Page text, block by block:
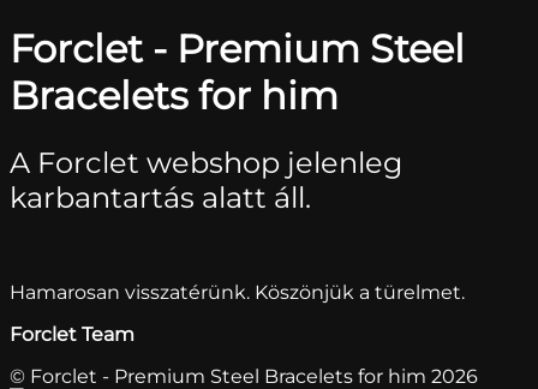
Forclet - Premium Steel
Bracelets for him
A Forclet webshop jelenleg
karbantartás alatt áll.
Hamarosan visszatérünk. Köszönjük a türelmet.
Forclet Team
© Forclet - Premium Steel Bracelets for him 2026